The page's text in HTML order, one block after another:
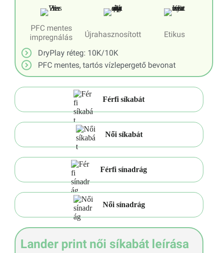
PFC mentes
impregnálás
Újrahasznosított
Etikus
DryPlay réteg: 10K/10K
PFC mentes, tartós vízlepergető bevonat
Férfi síkabát
Női síkabát
Férfi sínadrág
Női sínadrág
Lander print női síkabát leírása